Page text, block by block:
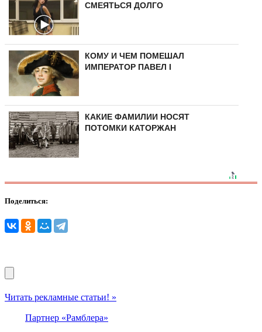
СМЕЯТЬСЯ ДОЛГО
КОМУ И ЧЕМ ПОМЕШАЛ
ИМПЕРАТОР ПАВЕЛ I
КАКИЕ ФАМИЛИИ НОСЯТ
ПОТОМКИ КАТОРЖАН
Поделиться:
Читать рекламные статьи! »
Партнер «Рамблера»